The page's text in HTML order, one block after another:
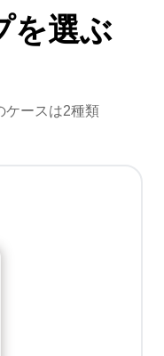
を選ぶ
ケースは2種類